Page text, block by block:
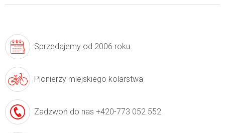
Sprzedajemy od 2006 roku
Pionierzy miejskiego kolarstwa
Zadzwoń do nas +420-773 052 552